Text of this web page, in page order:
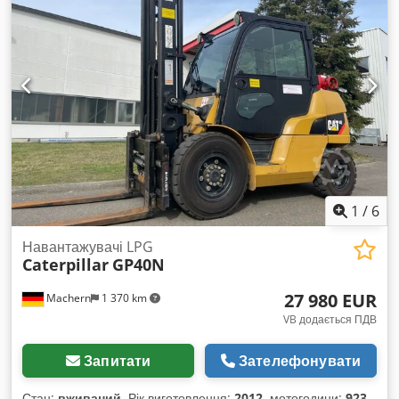
HEUI (гідравлічно-електронна) Робочі параметри: - Високий
крутний момент на низьких обертах - Відмінна взаємодія з
гідросистемою - Стабільна робота під великим
навантаженням Переваги: - Проста й довговічна конструкція
- Низькі експлуатаційні витрати - Відсутність складної
електроніки для викидів - Випробуваний двигун для важких
земляних робіт Гідравлічна система: Максимальний
робочий тиск: 35 МПа Тиск у режимі підйому: 38 МПа
Продуктивність насосів: близько 480 л/хв Тиск повороту: бл.
29,8 МПа Dkedpezadcbsfx Adyor Робочі сили: Сила
копання ковша: бл. 179 кН Сила копання стріли: бл. 126 кН
Механізм повороту: Швидкість обертання: бл. 11,5 об/хв
Крутний момент: бл. 110 кНм Робочі параметри:
Максимальна глибина копання: бл. 7,2 м Максимальний
радіус роботи: бл. 10,7 м Висота завантаження: бл. 6,9 м
Максимальна висота копання: бл. 10 м Робоче обладнання:
Обʼєм ковша: бл. 1,5–1,8 м³ Довжина стріли: бл. 6,15 м
Експлуатаційна маса: 30 800 кг Шасі: LC (Long Carriage)
Ширина гусениць: бл. 600 мм Застосування та основні
1 / 6
Machern 1 370 km
Навантажувачі LPG
Caterpillar GP40N
27 980 EUR
VB додається ПДВ
Запитати Зателефонувати